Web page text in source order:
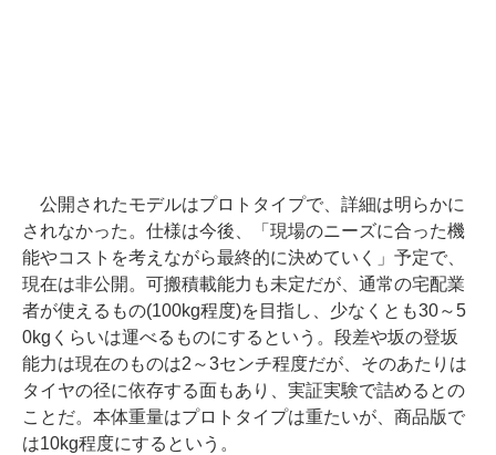
公開されたモデルはプロトタイプで、詳細は明らかに
されなかった。仕様は今後、「現場のニーズに合った機
能やコストを考えながら最終的に決めていく」予定で、
現在は非公開。可搬積載能力も未定だが、通常の宅配業
者が使えるもの(100kg程度)を目指し、少なくとも30～5
0kgくらいは運べるものにするという。段差や坂の登坂
能力は現在のものは2～3センチ程度だが、そのあたりは
タイヤの径に依存する面もあり、実証実験で詰めるとの
ことだ。本体重量はプロトタイプは重たいが、商品版で
は10kg程度にするという。